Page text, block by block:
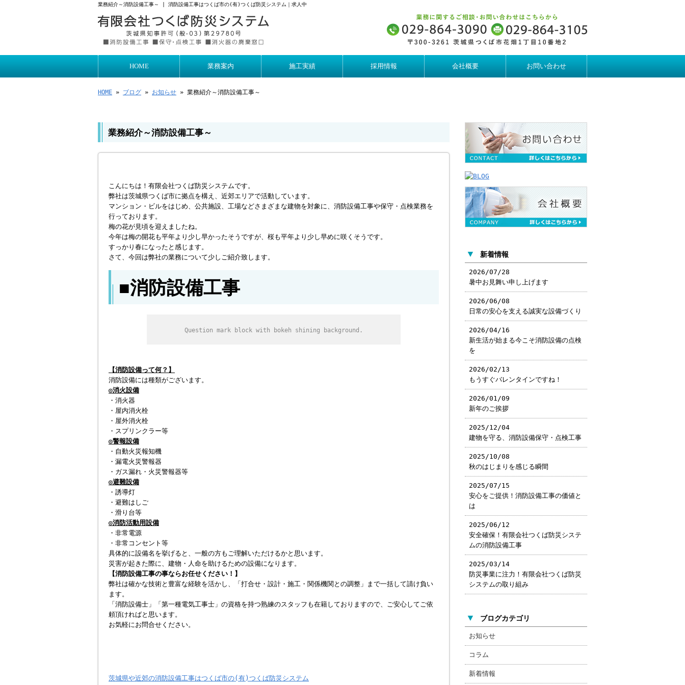
業務紹介～消防設備工事～ | 消防設備工事はつくば市の(有)つくば防災システム｜求人中
HOME 業務案内 施工実績 採用情報 会社概要 お問い合わせ
HOME » ブログ » お知らせ » 業務紹介～消防設備工事～
業務紹介～消防設備工事～
こんにちは！有限会社つくば防災システムです。
弊社は茨城県つくば市に拠点を構え、近郊エリアで活動しています。
マンション・ビルをはじめ、公共施設、工場などさまざまな建物を対象に、消防設備工事や保守・点検業務を
行っております。
梅の花が見頃を迎えましたね。
今年は梅の開花も平年より少し早かったそうですが、桜も平年より少し早めに咲くそうです。
すっかり春になったと感じます。
さて、今回は弊社の業務について少しご紹介致します。
■消防設備工事
Question mark block with bokeh shining background.
【消防設備って何？】
消防設備には種類がございます。
◎消火設備
・消火器
・屋内消火栓
・屋外消火栓
・スプリンクラー等
◎警報設備
・自動火災報知機
・漏電火災警報器
・ガス漏れ・火災警報器等
◎避難設備
・誘導灯
・避難はしご
・滑り台等
◎消防活動用設備
・非常電源
・非常コンセント等
具体的に設備名を挙げると、一般の方もご理解いただけるかと思います。
災害が起きた際に、建物・人命を助けるための設備になります。
【消防設備工事の事ならお任せください！】
弊社は確かな技術と豊富な経験を活かし、「打合せ・設計・施工・関係機関との調整」まで一括して請け負い
ます。
「消防設備士」「第一種電気工事士」の資格を持つ熟練のスタッフも在籍しておりますので、ご安心してご依
頼頂ければと思います。
お気軽にお問合せください。
茨城県や近郊の消防設備工事はつくば市の(有)つくば防災システム
▼ 新着情報
2026/07/28
暑中お見舞い申し上げます
2026/06/08
日常の安心を支える誠実な設備づくり
2026/04/16
新生活が始まる今こそ消防設備の点検
を
2026/02/13
もうすぐバレンタインですね！
2026/01/09
新年のご挨拶
2025/12/04
建物を守る、消防設備保守・点検工事
2025/10/08
秋のはじまりを感じる瞬間
2025/07/15
安心をご提供！消防設備工事の価値と
は
2025/06/12
安全確保！有限会社つくば防災システ
ムの消防設備工事
2025/03/14
防災事業に注力！有限会社つくば防災
システムの取り組み
▼ ブログカテゴリ
お知らせ
コラム
新着情報